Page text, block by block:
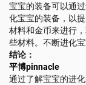
宝宝的装备可以通
化宝宝的装备，以
材料和金币来进行
些材料。不断进化
结论：
平博pinnacle
通过了解宝宝的进